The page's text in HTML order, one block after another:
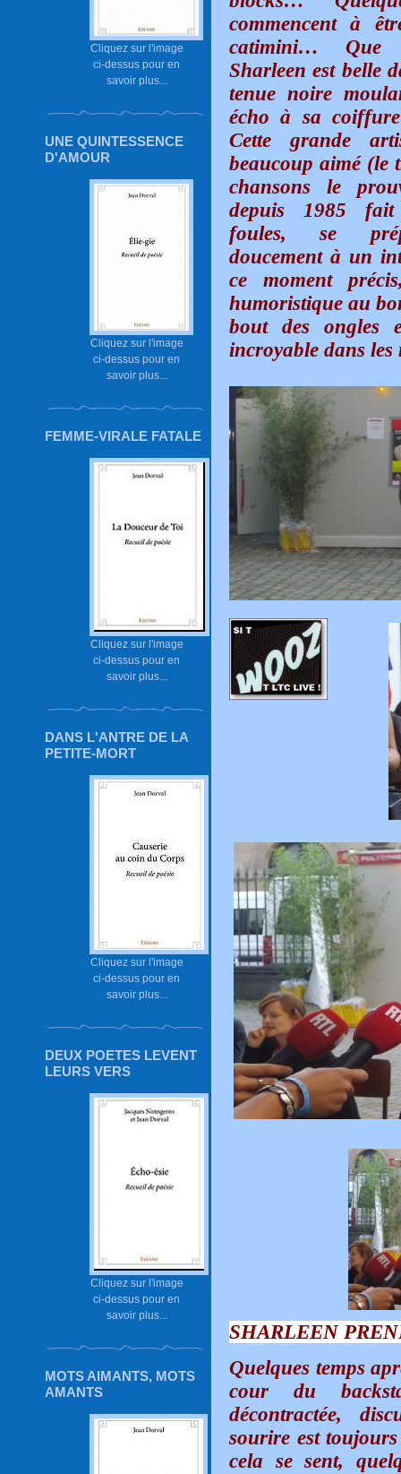
Cliquez sur l'image
ci-dessus pour en
savoir plus...
UNE QUINTESSENCE
D'AMOUR
Cliquez sur l'image
ci-dessus pour en
savoir plus...
FEMME-VIRALE FATALE
Cliquez sur l'image
ci-dessus pour en
savoir plus...
DANS L'ANTRE DE LA
PETITE-MORT
Cliquez sur l'image
ci-dessus pour en
savoir plus...
DEUX POETES LEVENT
LEURS VERS
Cliquez sur l'image
ci-dessus pour en
savoir plus...
MOTS AIMANTS, MOTS
AMANTS
commencent à
catimini…
Sharleen est belle
tenue noire
écho à sa
Cette grande
beaucoup aimé (le
chansons le
depuis 1985
foules, se
doucement à un
ce moment
humoristique au
bout des ongles
incroyable dans les
SHARLEEN
Quelques temps
cour du
décontractée,
sourire est
cela se sent,